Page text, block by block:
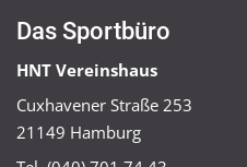
Das Sportbüro
HNT Vereinshaus
Cuxhavener Straße 253
21149 Hamburg